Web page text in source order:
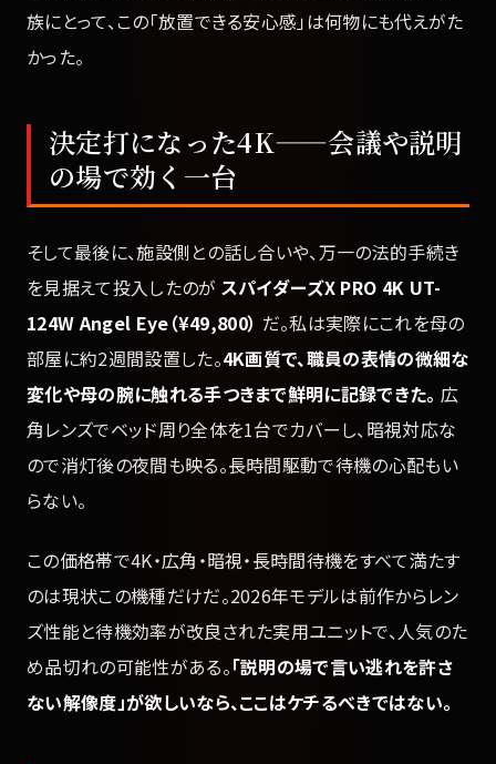
族にとって、この「放置できる安心感」は何物にも代えがた
かった。
決定打になった4K——会議や説明
の場で効く一台
そして最後に、施設側との話し合いや、万一の法的手続き
を見据えて投入したのが スパイダーズX PRO 4K UT-
124W Angel Eye（¥49,800） だ。私は実際にこれを母の
部屋に約2週間設置した。4K画質で、職員の表情の微細な
変化や母の腕に触れる手つきまで鮮明に記録できた。 広
角レンズでベッド周り全体を1台でカバーし、暗視対応な
ので消灯後の夜間も映る。長時間駆動で待機の心配もい
らない。
この価格帯で4K・広角・暗視・長時間待機をすべて満たす
のは現状この機種だけだ。2026年モデルは前作からレン
ズ性能と待機効率が改良された実用ユニットで、人気のた
め品切れの可能性がある。「説明の場で言い逃れを許さ
ない解像度」が欲しいなら、ここはケチるべきではない。